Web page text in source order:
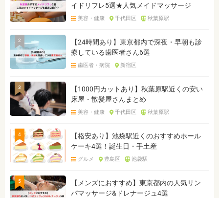
イドリフレ5選★人気メイドマッサージ
美容・健康 千代田区 秋葉原駅
2
【24時間あり】東京都内で深夜・早朝も診
療している歯医者さん6選
歯医者・病院 新宿区
3
【1000円カットあり】秋葉原駅近くの安い
床屋・散髪屋さんまとめ
美容・健康 千代田区 秋葉原駅
4
【格安あり】池袋駅近くのおすすめホール
ケーキ4選！誕生日・手土産
グルメ 豊島区 池袋駅
5
【メンズにおすすめ】東京都内の人気リン
パマッサージ&ドレナージュ4選